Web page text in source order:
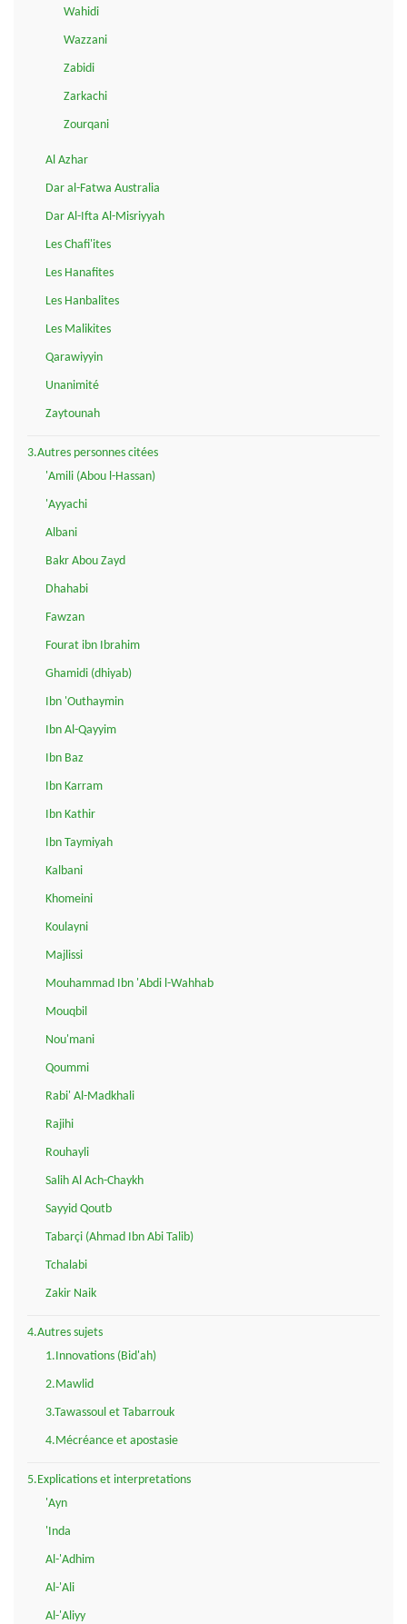
Wahidi
Wazzani
Zabidi
Zarkachi
Zourqani
Al Azhar
Dar al-Fatwa Australia
Dar Al-Ifta Al-Misriyyah
Les Chafi'ites
Les Hanafites
Les Hanbalites
Les Malikites
Qarawiyyin
Unanimité
Zaytounah
3.Autres personnes citées
'Amili (Abou l-Hassan)
'Ayyachi
Albani
Bakr Abou Zayd
Dhahabi
Fawzan
Fourat ibn Ibrahim
Ghamidi (dhiyab)
Ibn 'Outhaymin
Ibn Al-Qayyim
Ibn Baz
Ibn Karram
Ibn Kathir
Ibn Taymiyah
Kalbani
Khomeini
Koulayni
Majlissi
Mouhammad Ibn 'Abdi l-Wahhab
Mouqbil
Nou'mani
Qoummi
Rabi' Al-Madkhali
Rajihi
Rouhayli
Salih Al Ach-Chaykh
Sayyid Qoutb
Tabarçi (Ahmad Ibn Abi Talib)
Tchalabi
Zakir Naik
4.Autres sujets
1.Innovations (Bid'ah)
2.Mawlid
3.Tawassoul et Tabarrouk
4.Mécréance et apostasie
5.Explications et interpretations
'Ayn
'Inda
Al-'Adhim
Al-'Ali
Al-'Aliyy